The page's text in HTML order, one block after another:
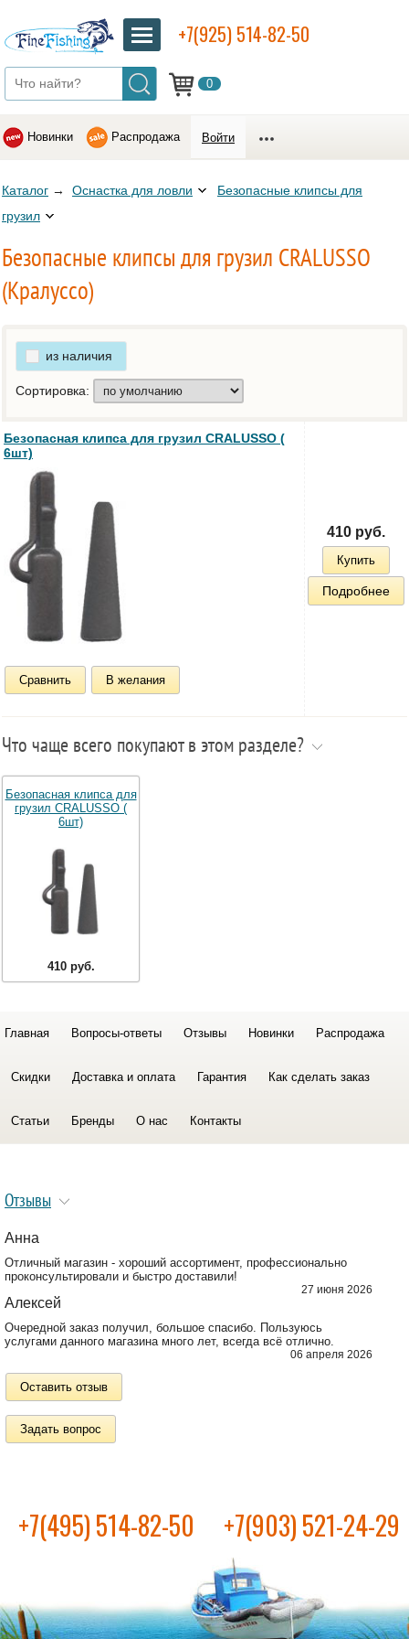
0
+7(925) 514-82-50
Новинки Распродажа Войти
Каталог → Оснастка для ловли
Безопасные клипсы для
грузил
Безопасные клипсы для грузил CRALUSSO
(Кралуссо)
из наличия
Сортировка:
Безопасная клипса для грузил CRALUSSO (
6шт)
Сравнить В желания
410 руб.
Купить
Подробнее
Что чаще всего покупают в этом разделе?
Безопасная клипса для
грузил CRALUSSO (
6шт)
410 руб.
Главная Вопросы-ответы Отзывы Новинки Распродажа
Скидки Доставка и оплата Гарантия Как сделать заказ
Статьи Бренды О нас Контакты
Отзывы
Анна
Отличный магазин - хороший ассортимент, профессионально
проконсультировали и быстро доставили!
27 июня 2026
Алексей
Очередной заказ получил, большое спасибо. Пользуюсь
услугами данного магазина много лет, всегда всё отлично.
06 апреля 2026
Оставить отзыв
Задать вопрос
+7(495) 514-82-50 +7(903) 521-24-29